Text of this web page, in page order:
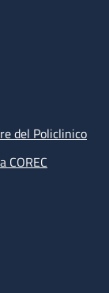
del Policlinico
COREC